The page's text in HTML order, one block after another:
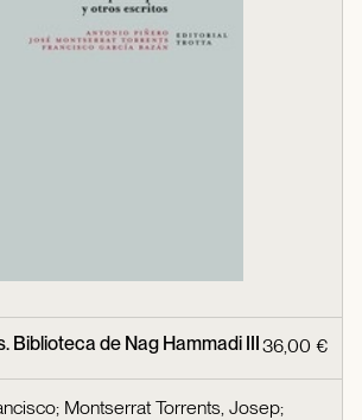
Biblioteca de Nag Hammadi III36,00 €
; Montserrat Torrents, Josep;